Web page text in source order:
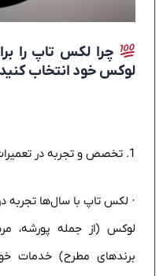
چرا لکس تاپ را
لوکس خود انتخاب
1. تخصص و تجربه در تعمیرات خودروهای لوکس
· لکس تاپ با سال‌ها تجربه
برندهای مطرح) خدمات